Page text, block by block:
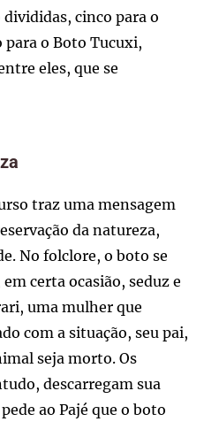
divididas, cinco para o
o Boto Tucuxi,
eles, que se
traz uma mensagem
da natureza,
No folclore, o boto se
certa ocasião, seduz e
uma mulher que
com a situação, seu pai,
seja morto. Os
descarregam sua
ao Pajé que o boto